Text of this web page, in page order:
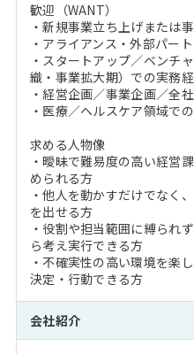
歓迎（WANT）
・新規事業立ち上げまたは
・アライアンス・外部パー
・スタートアップ／ベンチ
織・事業拡大期）での実務
・経営企画／事業企画／全
・医療／ヘルスケア領域で
求める人物像
・曖昧で難易度の高い経営
められる方
・他人を動かすだけでなく
を出せる方
・役割や担当範囲に縛られ
ら考え実行できる方
・不確実性の高い環境を楽
決定・行動できる方
会社紹介